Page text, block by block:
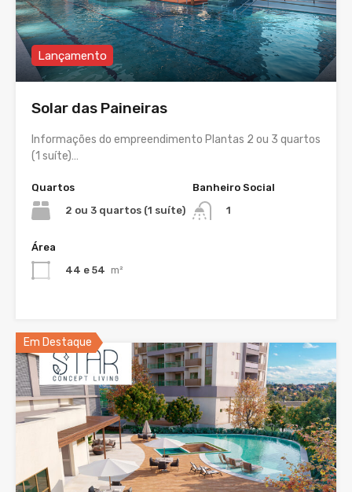
Lançamento
Solar das Paineiras
Informações do empreendimento Plantas 2 ou 3 quartos
(1 suíte)…
Quartos
2 ou 3 quartos (1 suíte)
Banheiro Social
1
Área
44 e 54 m²
Em Destaque